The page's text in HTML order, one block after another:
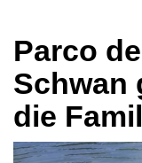
Parco
Schwan
die